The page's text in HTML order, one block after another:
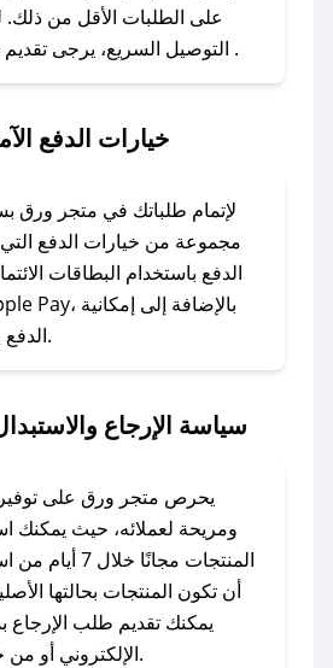
الرسائل الخاصة على تويتر أو
وسنقوم بحل المشكلة
في حال عدم توفر كوبونات
للحصول على كوبونات
على الطلبات الأقل من ذلك.
التوصيل السريع، يرجى تقديم طلبك قبل الساعة .
خيارات الدفع
لإتمام طلباتك في متجر ورق
مجموعة من خيارات الدفع
الدفع باستخدام البطاقات
الدفع بالتقسيط الشهري.
سياسة الإرجاع
يحرص متجر ورق على
ومريحة لعملائه، حيث يمكنك
المنتجات مجانًا
أن تكون المنتجات بحالتها
يمكنك تقديم طلب الإرجاع
الإلكتروني أو من خلال خدمة العملاء.